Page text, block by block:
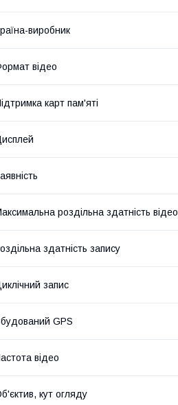
виробник
відео
карт пам'яті
роздільна здатність відео
здатність запису
запис
GPS
відео
кут огляду